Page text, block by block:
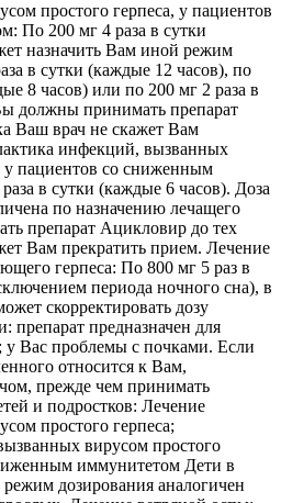
простого герпеса, у пациентов
По 200 мг 4 раза в сутки
назначить Вам иной режим
в сутки (каждые 12 часов), по
8 часов) или по 200 мг 2 раза в
должны принимать препарат
Ваш врач не скажет Вам
инфекций, вызванных
у пациентов со сниженным
в сутки (каждые 6 часов). Доза
по назначению лечащего
препарат Ацикловир до тех
Вам прекратить прием. Лечение
герпеса: По 800 мг 5 раз в
периода ночного сна), в
скорректировать дозу
препарат предназначен для
у Вас проблемы с почками. Если
относится к Вам,
прежде чем принимать
и подростков: Лечение
простого герпеса;
вирусом простого
иммунитетом Дети в
режим дозирования аналогичен